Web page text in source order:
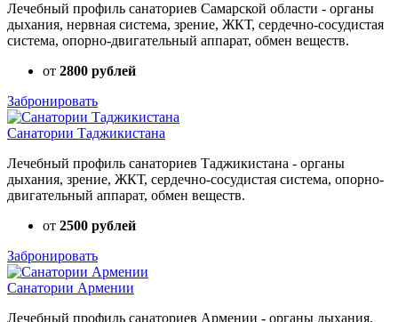
Лечебный профиль санаториев Самарской области - органы
дыхания, нервная система, зрение, ЖКТ, сердечно-сосудистая
система, опорно-двигательный аппарат, обмен веществ.
от 2800 рублей
Забронировать
Санатории Таджикистана
Лечебный профиль санаториев Таджикистана - органы
дыхания, зрение, ЖКТ, сердечно-сосудистая система, опорно-
двигательный аппарат, обмен веществ.
от 2500 рублей
Забронировать
Санатории Армении
Лечебный профиль санаториев Армении - органы дыхания,